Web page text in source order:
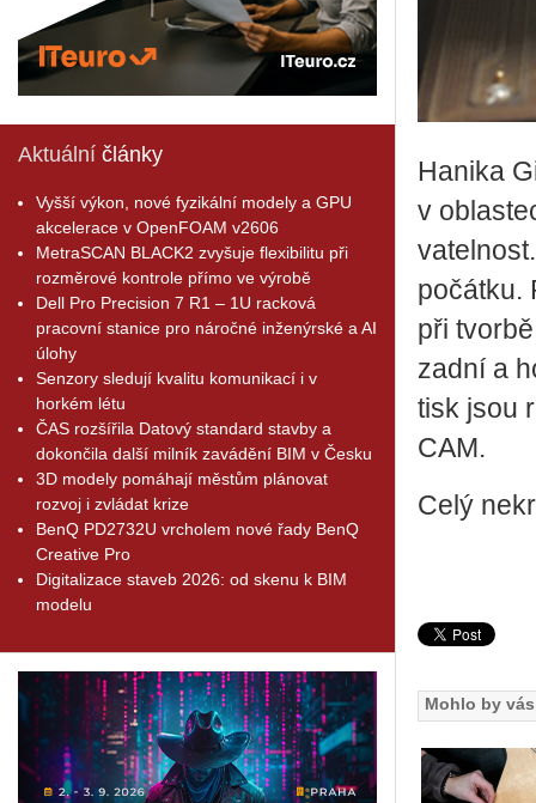
Aktuální články
Vyšší výkon, nové fyzikální modely a GPU
akcelerace v OpenFOAM v2606
MetraSCAN BLACK2 zvyšuje flexibilitu při
rozměrové kontrole přímo ve výrobě
Dell Pro Precision 7 R1 – 1U racková
pracovní stanice pro náročné inženýrské a AI
úlohy
Senzory sledují kvalitu komunikací i v
horkém létu
ČAS rozšířila Datový standard stavby a
dokončila další milník zavádění BIM v Česku
3D modely pomáhají městům plánovat
rozvoj i zvládat krize
BenQ PD2732U vrcholem nové řady BenQ
Creative Pro
Digitalizace staveb 2026: od skenu k BIM
modelu
Ha­ni­ka
v
po­čát­ku.
při
zadní a
tisk jsou
CAM.
Celý
Mohlo by